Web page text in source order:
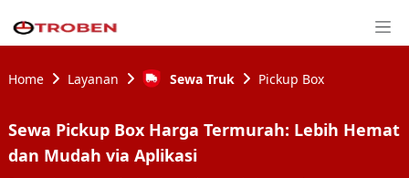
Home Layanan Sewa Truk Pickup Box
Sewa Pickup Box Harga Termurah: Lebih Hemat
dan Mudah via Aplikasi